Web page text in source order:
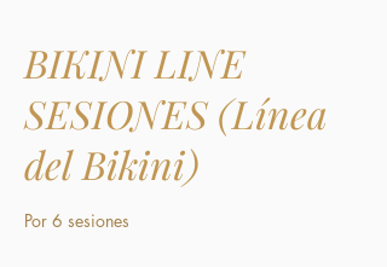
BIKINI LINE
SESIONES (Línea
del Bikini)
Por 6 sesiones